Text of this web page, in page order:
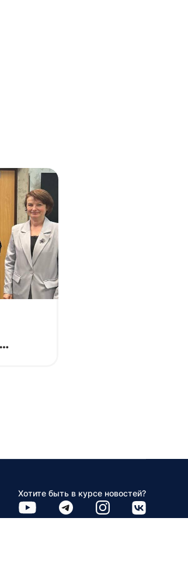
Хотите быть в курсе новостей?